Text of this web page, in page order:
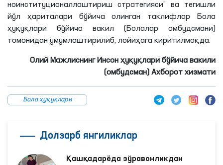
ноинституционаллаштириш стратегияси” ва тегишли
йўл ҳариталари бўйича олинган таклифлар Бола
ҳуқуқлари бўйича вакил (Болалар омбудсмани)
томонидан умумлаштирилиб, лойиҳага киритилмоқда.
Олий Мажлиснинг Инсон ҳуқуқлари бўйича вакили
(омбудсман) Ахборот хизмати
Бола ҳуқуқлари
Долзарб янгиликлар
Қашқадарёда зўравонликдан